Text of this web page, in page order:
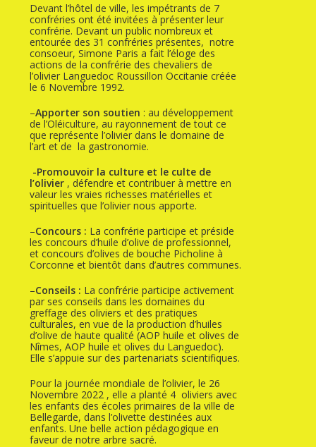
Devant l’hôtel de ville, les impétrants de 7
confréries ont été invitées à présenter leur
confrérie. Devant un public nombreux et
entourée des 31 confréries présentes, notre
consoeur, Simone Paris a fait l’éloge des
actions de la confrérie des chevaliers de
l’olivier Languedoc Roussillon Occitanie créée
le 6 Novembre 1992.
–Apporter son soutien : au développement
de l’Oléiculture, au rayonnement de tout ce
que représente l’olivier dans le domaine de
l’art et de la gastronomie.
-Promouvoir la culture et le culte de
l’olivier , défendre et contribuer à mettre en
valeur les vraies richesses matérielles et
spirituelles que l’olivier nous apporte.
–Concours : La confrérie participe et préside
les concours d’huile d’olive de professionnel,
et concours d’olives de bouche Picholine à
Corconne et bientôt dans d’autres communes.
–Conseils : La confrérie participe activement
par ses conseils dans les domaines du
greffage des oliviers et des pratiques
culturales, en vue de la production d’huiles
d’olive de haute qualité (AOP huile et olives de
Nîmes, AOP huile et olives du Languedoc).
Elle s’appuie sur des partenariats scientifiques.
Pour la journée mondiale de l’olivier, le 26
Novembre 2022 , elle a planté 4 oliviers avec
les enfants des écoles primaires de la ville de
Bellegarde, dans l’olivette destinées aux
enfants. Une belle action pédagogique en
faveur de notre arbre sacré.